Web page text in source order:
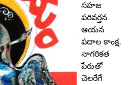
సహజ
పరివర్తన
ఆయన
పదాల కాంక్ష.
నాగరికత
పేరుతో
చెలరేగే